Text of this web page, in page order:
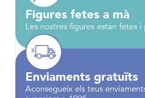
Figures fetes a mà
Les nostres figures están fetes
Enviaments gratuïts
Aconsegueix els teus